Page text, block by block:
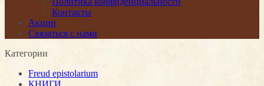
Контакты
Акции
Связаться с нами
Категории
Freud epistolarium